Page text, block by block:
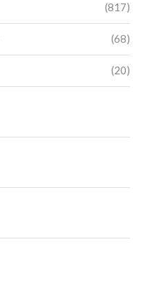
(817)
(68)
(20)